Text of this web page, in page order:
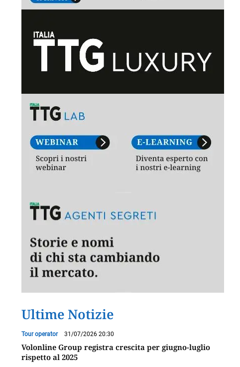
Ultime Notizie
Tour operator 31/07/2026 20:30
Volonline Group registra crescita per giugno-luglio
rispetto al 2025